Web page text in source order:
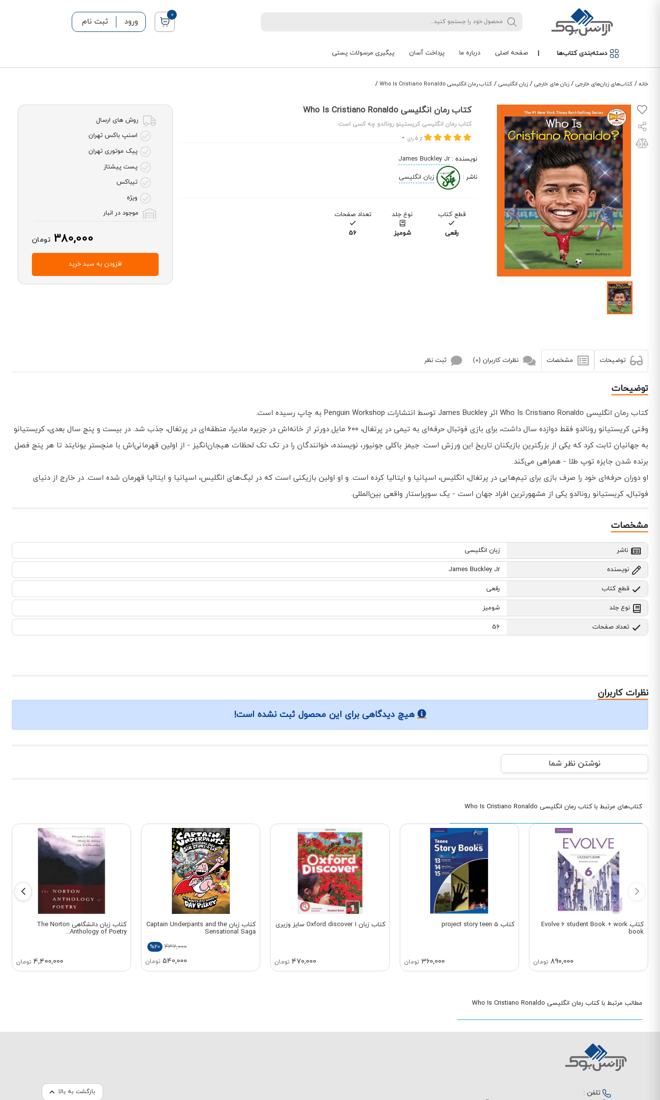
0
ورود ثبت نام
دسته‌بندی کتاب‌ها | صفحه اصلی درباره ما پرداخت آسان پیگیری مرسولات پستی
خانه / کتاب‌های زبان‌های خارجی / زبان های خارجی / زبان انگلیسی / کتاب رمان انگلیسی Who Is Cristiano Ronaldo /
کتاب رمان انگلیسی Who Is Cristiano Ronaldo
کتاب رمان انگلیسی کریستینو رونالدو چه کسی است
از 5 رای
نویسنده :
James Buckley Jr
ناشر : زبان انگلیسی
قطع کتاب
رقعی
نوع جلد
شومیز
تعداد صفحات
56
روش های ارسال
اسنپ باکس تهران
پیک موتوری تهران
پست پیشتاز
تیباکس
ویژه
موجود در انبار
380,000 تومان
افزودن به سبد خرید
توضیحات مشخصات نظرات کاربران (0) ثبت نظر
توضیحات
کتاب رمان انگلیسی Who Is Cristiano Ronaldo اثر James Buckley توسط انتشارات Penguin Workshop به چاپ رسیده است.
وقتی کریستیانو رونالدو فقط دوازده سال داشت، برای بازی فوتبال حرفه‌ای به تیمی در پرتغال، ۶۰۰ مایل دورتر از خانه‌اش در جزیره مادیرا، منطقه‌ای در پرتغال، جذب شد. در بیست و پنج سال بعدی، کریستیانو
به جهانیان ثابت کرد که یکی از بزرگترین بازیکنان تاریخ این ورزش است. جیمز باکلی جونیور، نویسنده، خوانندگان را در تک تک لحظات هیجان‌انگیز - از اولین قهرمانی‌اش با منچستر یونایتد تا هر پنج فصل
برنده شدن جایزه توپ طلا - همراهی می‌کند.
او دوران حرفه‌ای خود را صرف بازی برای تیم‌هایی در پرتغال، انگلیس، اسپانیا و ایتالیا کرده است. و او اولین بازیکنی است که در لیگ‌های انگلیس، اسپانیا و ایتالیا قهرمان شده است. در خارج از دنیای
فوتبال، کریستیانو رونالدو یکی از مشهورترین افراد جهان است - یک سوپراستار واقعی بین‌المللی.
مشخصات
ناشر زبان انگلیسی
نویسنده James Buckley Jr
قطع کتاب رقعی
نوع جلد شومیز
تعداد صفحات 56
نظرات کاربران
هیچ دیدگاهی برای این محصول ثبت نشده است!
نوشتن نظر شما
کتاب‌های مرتبط با کتاب رمان انگلیسی Who Is Cristiano Ronaldo
کتاب Evolve 6 student Book + work
book
890,000 تومان
کتاب project story teen 5
360,000 تومان
کتاب زبان Oxford discover 1 سایز وزیری
470,000 تومان
کتاب زبان Captain Underpants and the
Sensational Saga
432,000
%20
540,000 تومان
کتاب زبان دانشگاهی The Norton
Anthology of Poetry...
4,400,000 تومان
مطالب مرتبط با کتاب رمان انگلیسی Who Is Cristiano Ronaldo
بازگشت به بالا
تلفن :